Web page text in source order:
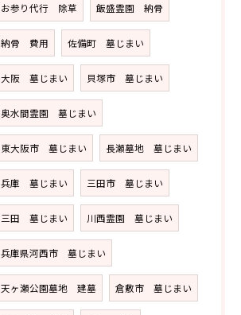
お参り代行 除草 飯盛霊園 納骨
納骨 費用 佐備町 墓じまい
大阪 墓じまい 貝塚市 墓じまい
奥水間霊園 墓じまい
東大阪市 墓じまい 長瀬墓地 墓じまい
兵庫 墓じまい 三田市 墓じまい
三田 墓じまい 川西霊園 墓じまい
兵庫県河西市 墓じまい
天ヶ瀬公園墓地 建墓 倉敷市 墓じまい